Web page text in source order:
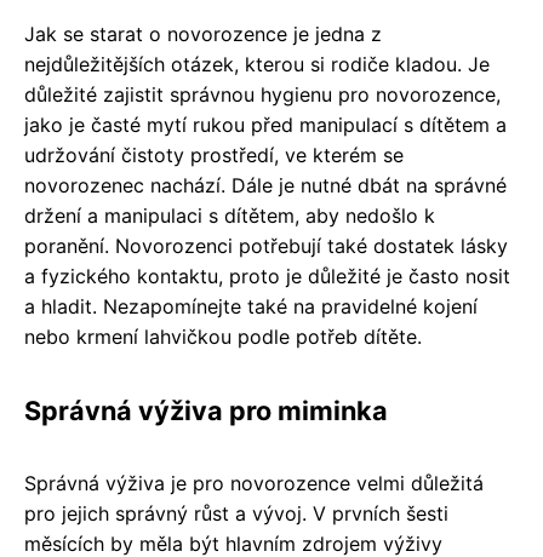
Jak se starat o novorozence je jedna z
nejdůležitějších otázek, kterou si rodiče kladou. Je
důležité zajistit správnou hygienu pro novorozence,
jako je časté mytí rukou před manipulací s dítětem a
udržování čistoty prostředí, ve kterém se
novorozenec nachází. Dále je nutné dbát na správné
držení a manipulaci s dítětem, aby nedošlo k
poranění. Novorozenci potřebují také dostatek lásky
a fyzického kontaktu, proto je důležité je často nosit
a hladit. Nezapomínejte také na pravidelné kojení
nebo krmení lahvičkou podle potřeb dítěte.
Správná výživa pro miminka
Správná výživa je pro novorozence velmi důležitá
pro jejich správný růst a vývoj. V prvních šesti
měsících by měla být hlavním zdrojem výživy